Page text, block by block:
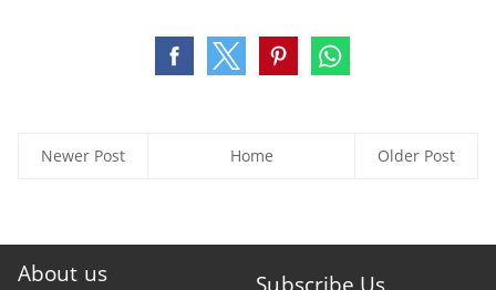
Newer Post Older Post
Home
About us